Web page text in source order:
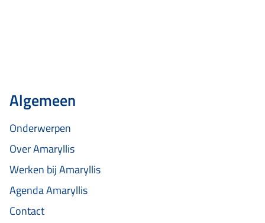
Algemeen
Onderwerpen
Over Amaryllis
Werken bij Amaryllis
Agenda Amaryllis
Contact